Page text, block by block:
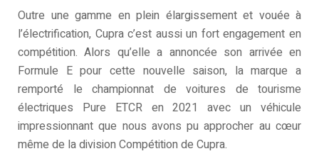
Outre une gamme en plein élargissement et vouée à
l’électrification, Cupra c’est aussi un fort engagement en
compétition. Alors qu’elle a annoncée son arrivée en
Formule E pour cette nouvelle saison, la marque a
remporté le championnat de voitures de tourisme
électriques Pure ETCR en 2021 avec un véhicule
impressionnant que nous avons pu approcher au cœur
même de la division Compétition de Cupra.